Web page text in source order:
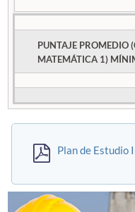
PUNTAJE PROMEDIO
MATEMÁTICA 1)
Plan de Estudio